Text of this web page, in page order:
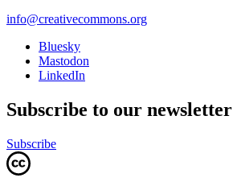
info@creativecommons.org
Bluesky
Mastodon
LinkedIn
Subscribe to our newsletter
Subscribe